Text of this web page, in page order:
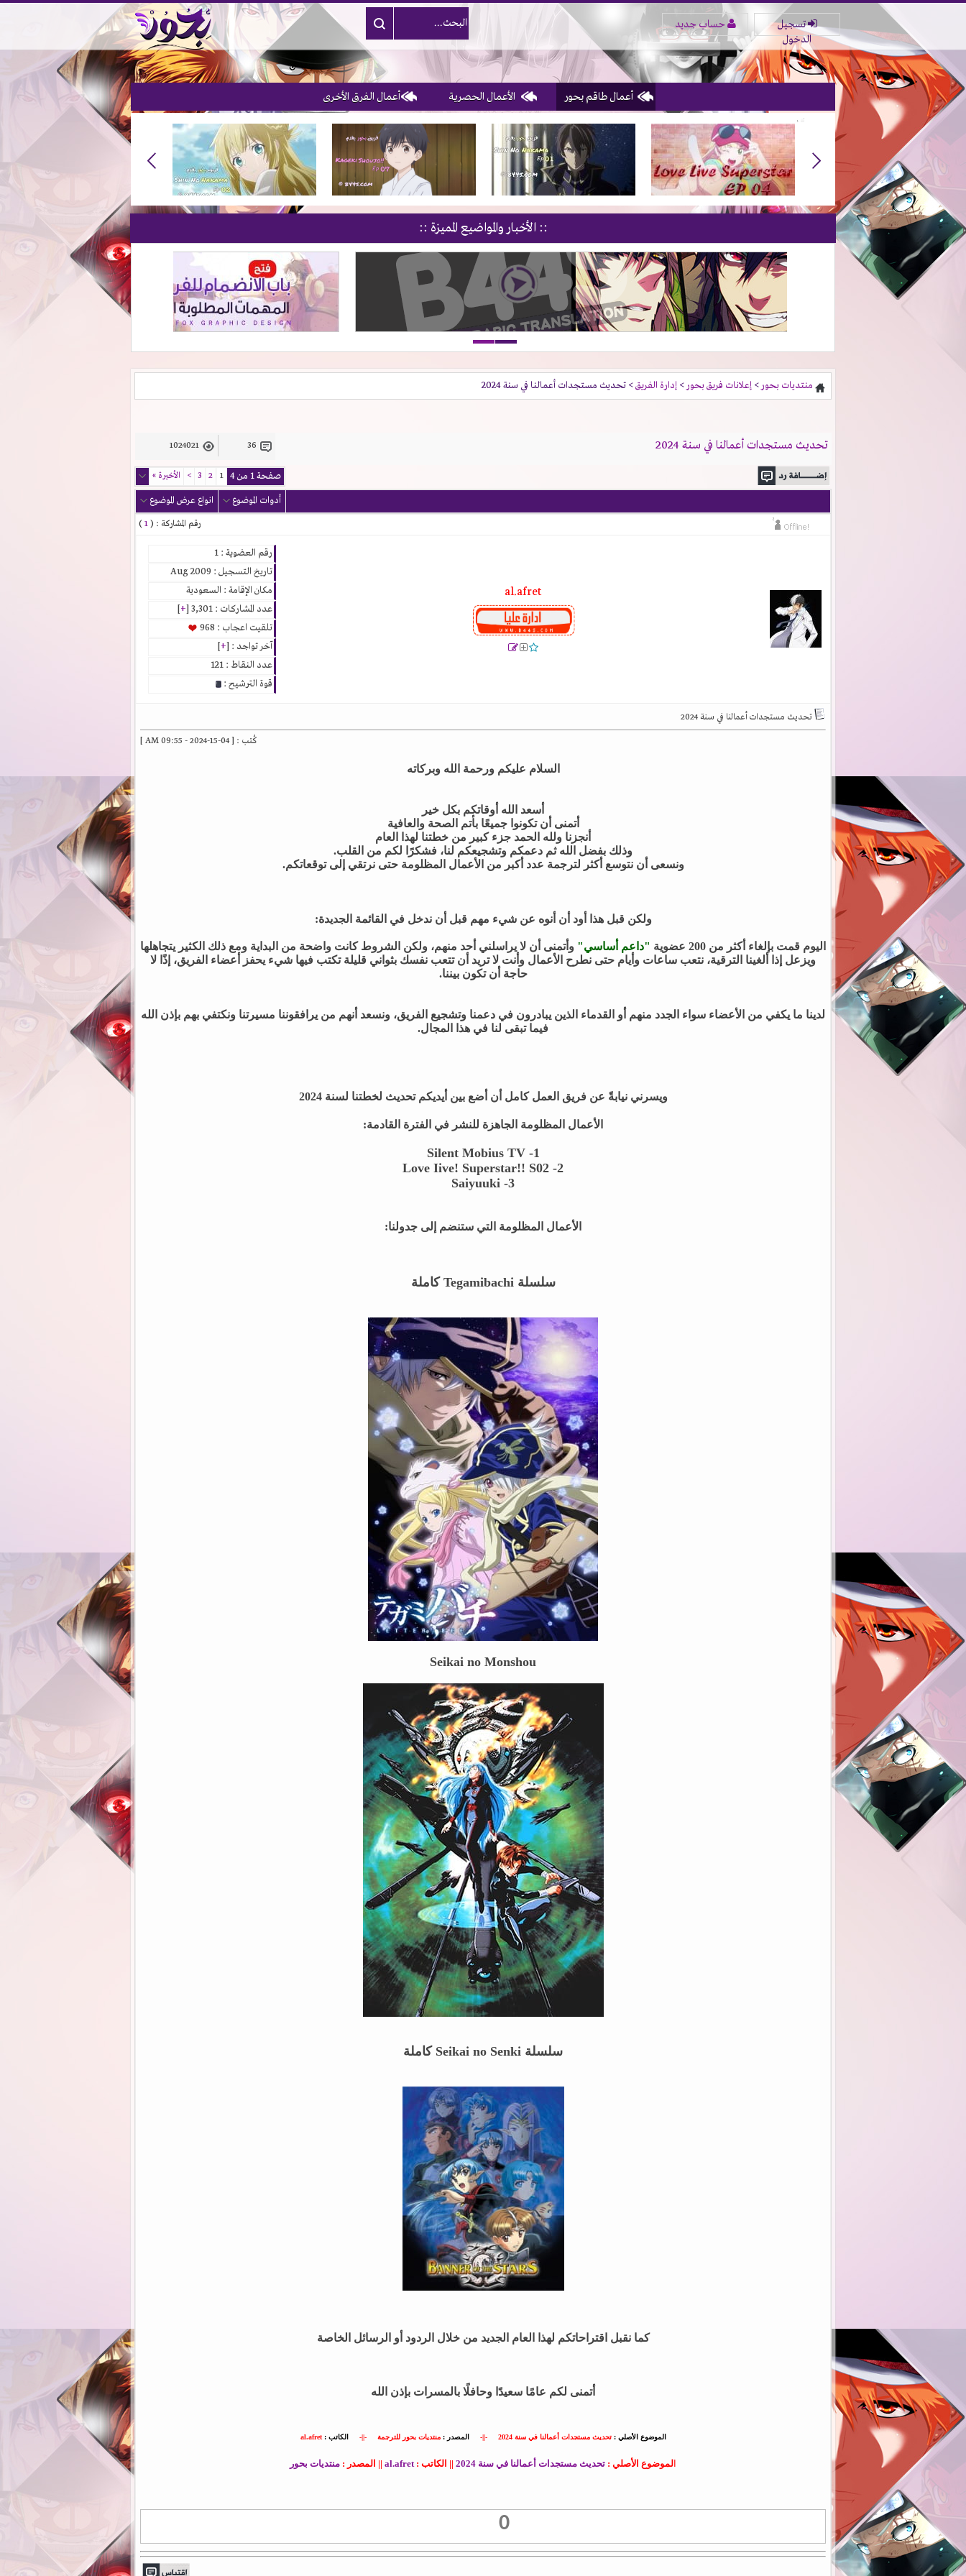
تسجيل
الدخول
حساب جديد
أعمال طاقم بحور الأعمال الحصرية أعمال الفرق الأخرى
1, 2, 3 & 4of 10
:: الأخبار والمواضيع المميزة ::
منتديات بحور > إعلانات فريق بحور > إدارة الفريق> تحديث مستجدات أعمالنا في سنة 2024
تحديث مستجدات أعمالنا في سنة 2024 36
1024021
صفحة 1 من 4 1
2
3
> الأخيرة »
أدوات الموضوع انواع عرض الموضوع
رقم المشاركة : (1
)
al.afret
رقم العضوية : 1
تاريخ التسجيل : Aug 2009
مكان الإقامة : السعودية
عدد المشاركات : 3,301 [
+
]
تلقيت اعجاب : 968
آخر تواجد : [+
]
عدد النقاط : 121
قوة الترشيح :
تحديث مستجدات أعمالنا في سنة 2024
كُتب : [ 04-15-2024 - 09:55 AM ]
السلام عليكم ورحمة الله وبركاته
أسعد الله أوقاتكم بكل خير
أتمنى أن تكونوا جميعًا بأتم الصحة والعافية
أنجزنا ولله الحمد جزء كبير من خطتنا لهذا العام
وذلك بفضل الله ثم دعمكم وتشجيعكم لنا، فشكرًا لكم من القلب.
ونسعى أن نتوسع أكثر لترجمة عدد أكبر من الأعمال المظلومة حتى نرتقي إلى توقعاتكم.
ولكن قبل هذا أود أن أنوه عن شيء مهم قبل أن ندخل في القائمة الجديدة:
اليوم قمت بإلغاء أكثر من 200 عضوية "داعم أساسي" وأتمنى أن لا يراسلني أحد منهم، ولكن الشروط كانت واضحة من البداية ومع ذلك الكثير يتجاهلها
ويزعل إذا ألغينا الترقية، نتعب ساعات وأيام حتى نطرح الأعمال وأنت لا تريد أن تتعب نفسك بثواني قليلة تكتب فيها شيء يحفز أعضاء الفريق، إذًا لا
حاجة أن تكون بيننا.
لدينا ما يكفي من الأعضاء سواء الجدد منهم أو القدماء الذين يبادرون في دعمنا وتشجيع الفريق، ونسعد أنهم من يرافقوننا مسيرتنا ونكتفي بهم بإذن الله
فيما تبقى لنا في هذا المجال.
ويسرني نيابةً عن فريق العمل كامل أن أضع بين أيديكم تحديث لخطتنا لسنة 2024
الأعمال المظلومة الجاهزة للنشر في الفترة القادمة:
1-
Silent Mobius TV
2- Love Iive! Superstar!! S02
3-
Saiyuuki
الأعمال المظلومة التي ستنضم إلى جدولنا:
سلسلةTegamibachi كاملة
Seikai no Monshou
سلسلة Seikai no Senki كاملة
كما نقبل اقتراحاتكم لهذا العام الجديد من خلال الردود أو الرسائل الخاصة
أتمنى لكم عامًا سعيدًا وحافلًا بالمسرات بإذن الله
الموضوع الأصلي :تحديث مستجدات أعمالنا في سنة 2024 -||- المصدر :منتديات بحور للترجمة -||- الكاتب :al.afret
الموضوع الأصلي : تحديث مستجدات أعمالنا في سنة 2024 || الكاتب :al.afret || المصدر : منتديات بحور
0